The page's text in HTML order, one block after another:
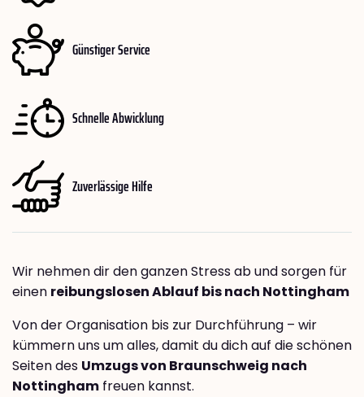
Günstiger Service
Schnelle Abwicklung
Zuverlässige Hilfe
Wir nehmen dir den ganzen Stress ab und sorgen für
einen reibungslosen Ablauf bis nach Nottingham
Von der Organisation bis zur Durchführung – wir
kümmern uns um alles, damit du dich auf die schönen
Seiten des Umzugs von Braunschweig nach
Nottingham freuen kannst.